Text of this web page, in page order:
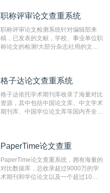
检测速度快、精度高，市场反映良好。
职称评审论文查重系统
职称评审论文检测系统针对编辑部来
稿，已发表的文献，学校、事业单位职
称论文的检测!大部分杂志社用的文献
编辑部检测来稿和已发表的文献,检测
测时注意填写第一作者,才能排除已发
表文献复制比。（限制字符数1万）
格子达论文查重系统
格子达依托学术期刊库收录了海量对比
资源，其中包括中国论文库、中文学术
期刊库、中国学位论文库等国内齐全的
系统，可检测中文、英文两种语言的论
PaperTime论文查重
PaperTime论文查重系统，拥有海量的
对比数据库，总收录超过9000万的学
术期刊和学位论文以及一个超过10亿